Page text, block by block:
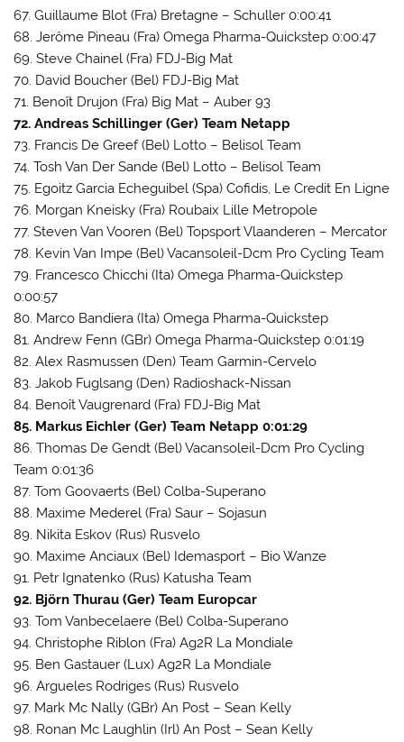
67. Guillaume Blot (Fra) Bretagne – Schuller 0:00:41
68. Jerôme Pineau (Fra) Omega Pharma-Quickstep 0:00:47
69. Steve Chainel (Fra) FDJ-Big Mat
70. David Boucher (Bel) FDJ-Big Mat
71. Benoît Drujon (Fra) Big Mat – Auber 93
72. Andreas Schillinger (Ger) Team Netapp
73. Francis De Greef (Bel) Lotto – Belisol Team
74. Tosh Van Der Sande (Bel) Lotto – Belisol Team
75. Egoitz Garcia Echeguibel (Spa) Cofidis, Le Credit En Ligne
76. Morgan Kneisky (Fra) Roubaix Lille Metropole
77. Steven Van Vooren (Bel) Topsport Vlaanderen – Mercator
78. Kevin Van Impe (Bel) Vacansoleil-Dcm Pro Cycling Team
79. Francesco Chicchi (Ita) Omega Pharma-Quickstep
0:00:57
80. Marco Bandiera (Ita) Omega Pharma-Quickstep
81. Andrew Fenn (GBr) Omega Pharma-Quickstep 0:01:19
82. Alex Rasmussen (Den) Team Garmin-Cervelo
83. Jakob Fuglsang (Den) Radioshack-Nissan
84. Benoît Vaugrenard (Fra) FDJ-Big Mat
85. Markus Eichler (Ger) Team Netapp 0:01:29
86. Thomas De Gendt (Bel) Vacansoleil-Dcm Pro Cycling
Team 0:01:36
87. Tom Goovaerts (Bel) Colba-Superano
88. Maxime Mederel (Fra) Saur – Sojasun
89. Nikita Eskov (Rus) Rusvelo
90. Maxime Anciaux (Bel) Idemasport – Bio Wanze
91. Petr Ignatenko (Rus) Katusha Team
92. Björn Thurau (Ger) Team Europcar
93. Tom Vanbecelaere (Bel) Colba-Superano
94. Christophe Riblon (Fra) Ag2R La Mondiale
95. Ben Gastauer (Lux) Ag2R La Mondiale
96. Argueles Rodriges (Rus) Rusvelo
97. Mark Mc Nally (GBr) An Post – Sean Kelly
98. Ronan Mc Laughlin (Irl) An Post – Sean Kelly